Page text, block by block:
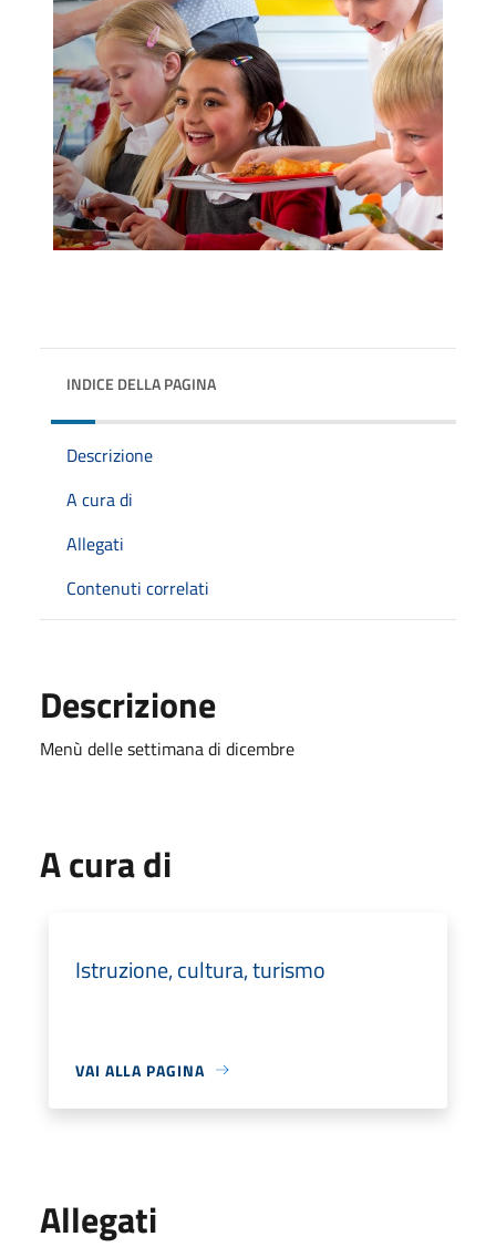
INDICE DELLA PAGINA
Descrizione
A cura di
Allegati
Contenuti correlati
Descrizione
Menù delle settimana di dicembre
A cura di
Istruzione, cultura, turismo
VAI ALLA PAGINA
Allegati